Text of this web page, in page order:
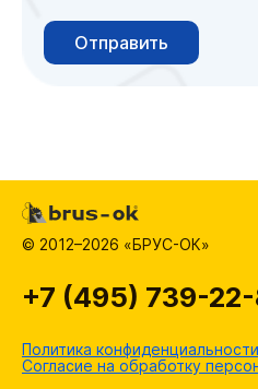
Отправить
© 2012–2026 «БРУС-ОК»
Политика конфиденциальности
Согласие на обработку
+7 (495) 739-